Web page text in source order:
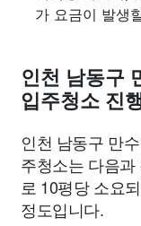
가 요금이 발생
인천 남동구
입주청소 진
인천 남동구 만
주청소는 다음
로 10평당 소요
정도입니다.